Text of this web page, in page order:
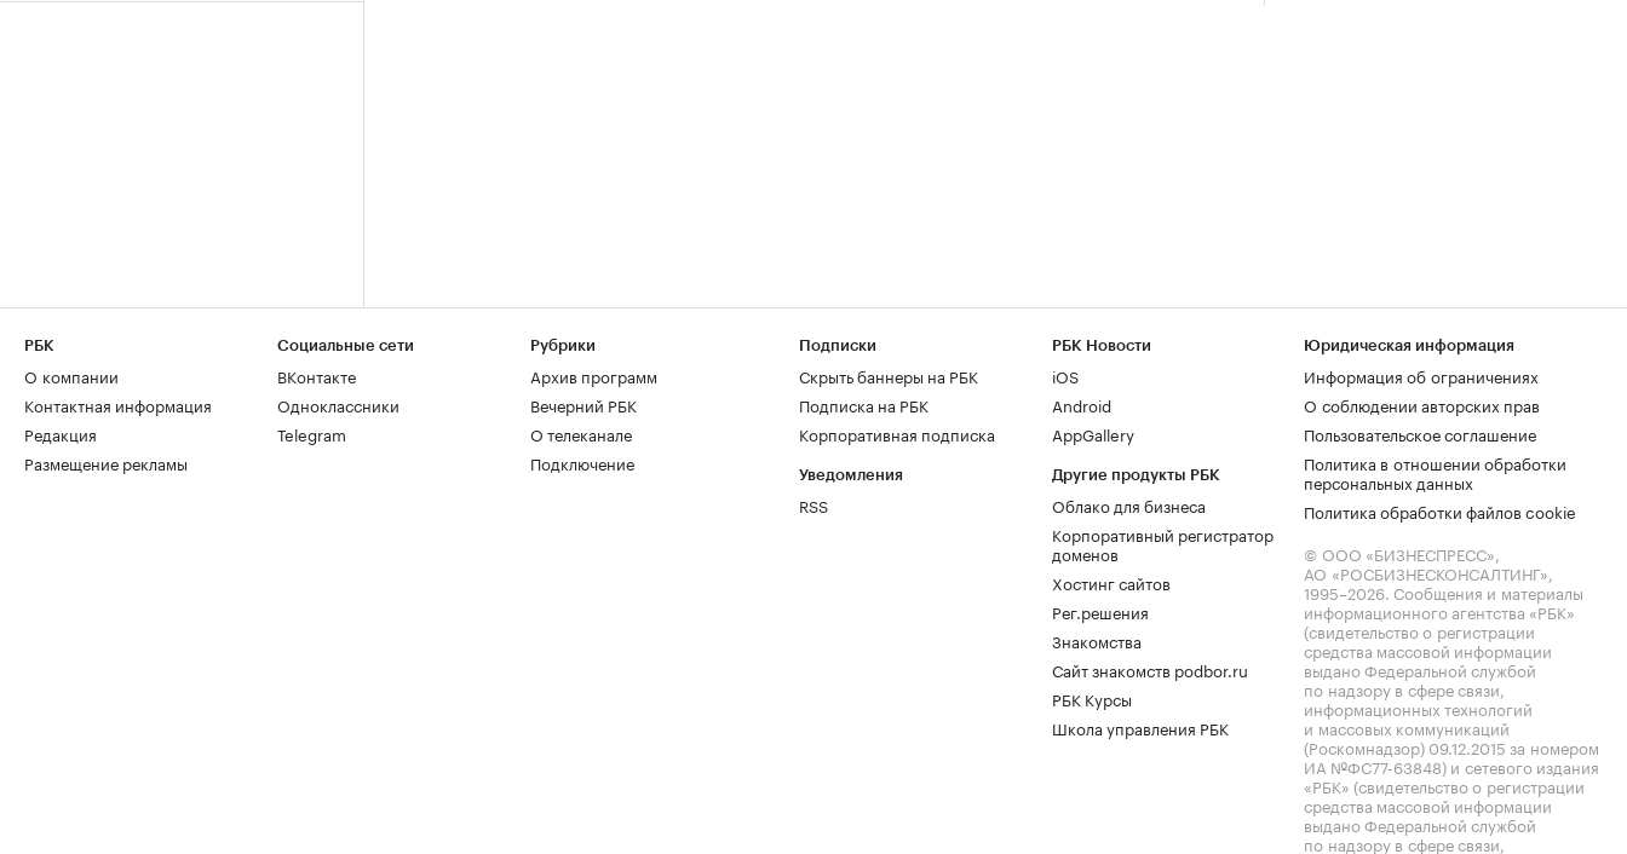
РБК
О компании
Контактная информация
Редакция
Размещение рекламы
Социальные сети
ВКонтакте
Одноклассники
Telegram
Рубрики
Архив программ
Вечерний РБК
О телеканале
Подключение
Подписки
Скрыть баннеры на РБК
Подписка на РБК
Корпоративная подписка
Уведомления
RSS
РБК Новости
iOS
Android
AppGallery
Другие продукты РБК
Облако для бизнеса
Корпоративный регистратор
доменов
Хостинг сайтов
Рег.решения
Знакомства
Сайт знакомств podbor.ru
РБК Курсы
Школа управления РБК
Юридическая информация
Информация об ограничениях
О соблюдении авторских прав
Пользовательское соглашение
Политика в отношении обработки
персональных данных
Политика обработки файлов cookie
© ООО «БИЗНЕСПРЕСС»,
АО «РОСБИЗНЕСКОНСАЛТИНГ»,
1995–2026. Сообщения и материалы
информационного агентства «РБК»
(свидетельство о регистрации
средства массовой информации
выдано Федеральной службой
по надзору в сфере связи,
информационных технологий
и массовых коммуникаций
(Роскомнадзор) 09.12.2015 за номером
ИА №ФС77-63848) и сетевого издания
«РБК» (свидетельство о регистрации
средства массовой информации
выдано Федеральной службой
по надзору в сфере связи,